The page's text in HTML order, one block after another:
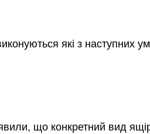
які з наступних
що конкретний вид